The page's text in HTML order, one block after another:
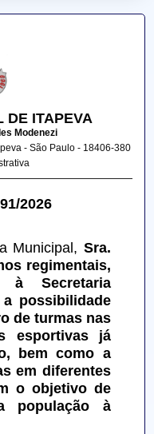
DE ITAPEVA
Modenezi
- São Paulo - 18406-380
2026
Municipal, Sra.
regimentais,
à Secretaria
possibilidade
de turmas nas
esportivas já
bem como a
em diferentes
o objetivo de
população à